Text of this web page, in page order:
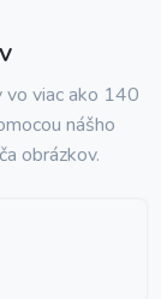
vo viac ako 140
nášho
obrázkov.